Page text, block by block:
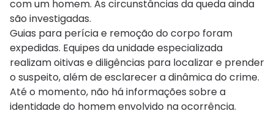
com um homem. As circunstâncias da queda ainda
são investigadas.
Guias para perícia e remoção do corpo foram
expedidas. Equipes da unidade especializada
realizam oitivas e diligências para localizar e prender
o suspeito, além de esclarecer a dinâmica do crime.
Até o momento, não há informações sobre a
identidade do homem envolvido na ocorrência.